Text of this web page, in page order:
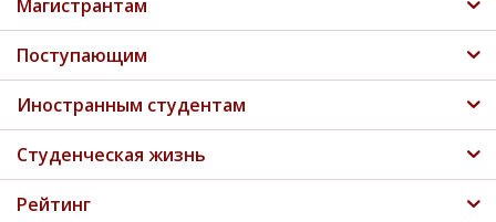
Магистрантам
Поступающим
Иностранным студентам
Студенческая жизнь
Рейтинг